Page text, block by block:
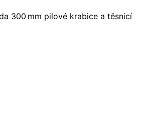
300 mm pilové krabice a těsnicí